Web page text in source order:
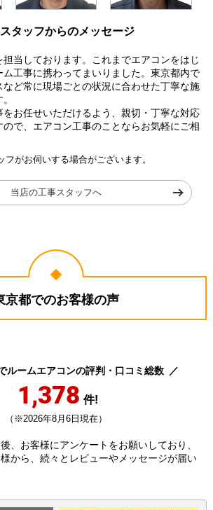
タッフからのメッセージ
当しております。これまでエアコンをはじ
工事に携わってまいりました。東京都内で
ど常に現場ごとの状況に合わせた丁寧な施
お任せいただけるよう、親切・丁寧な対応
で、エアコン工事のことならお気軽にご相
がお伺いする場合がございます。
当店の工事スタッフへ
京都でのお客様の声
ルームエアコンの評判・口コミ総数
1,378 件!
（※2026年8月6日現在）
、お客様にアンケートをお願いしており、
から、続々とレビューやメッセージが届い